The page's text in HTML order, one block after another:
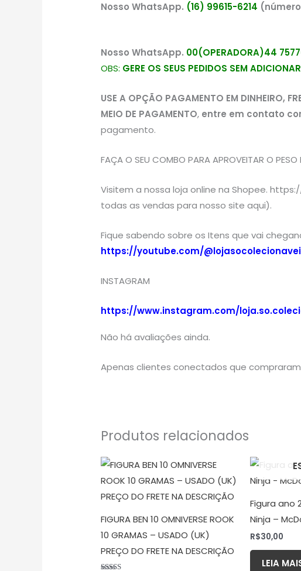
Nosso WhatsApp. (16) 99615-6214
Nosso WhatsApp. 00(OPERADORA)44
OBS: GERE OS SEUS PEDIDOS SEM
USE A OPÇÃO PAGAMENTO EM DINHEIRO,
MEIO DE PAGAMENTO, entre em contato
pagamento.
FAÇA O SEU COMBO PARA APROVEITAR O PESO
Visitem a nossa loja online na Shopee.
todas as vendas para nosso site aqui).
Fique sabendo sobre os Itens que vai
https://youtube.com/
INSTAGRAM
https://www.instagram.com/
Não há avaliações ainda.
Apenas clientes conectados que
Produtos relacionados
FIGURA BEN 10 OMNIVERSE ROOK
10 GRAMAS – USADO (UK)
PREÇO DO FRETE NA DESCRIÇÃO
Figura ano
Ninja –
R$30,00
LEIA